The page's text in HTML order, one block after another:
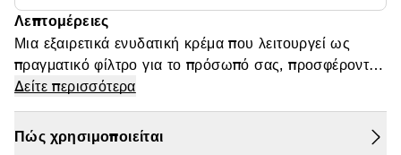
Θαμπάδα
Λεπτομέρειες
Μια εξαιρετικά ενυδατική κρέμα που λειτουργεί ως
πραγματικό φίλτρο για το πρόσωπό σας, προσφέροντας
ένα ματ σατινέ τελείωμα που λειαίνει το δέρμα,
εξαφανίζει τις ατέλειες, γεμίζει τις ρυτίδες, μειώνει την
ερυθρότητα και καταπραΰνει τους ερεθισμούς.
Δείτε περισσότερα
Πώς χρησιμοποιείται